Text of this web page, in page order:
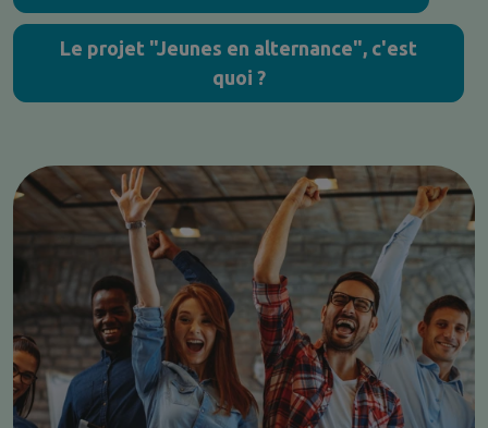
Le projet "Jeunes en alternance", c'est
quoi ?